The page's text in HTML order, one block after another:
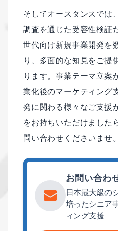
そしてオースタンスでは
調査を通じた受容性検証
世代向け新規事業開発を
り、多面的な知見をご提
ります。事業テーマ立案
業化後のマーケティング
発に関わる様々なご支援
をお持ちいただけました
問い合わせくださいませ。
お問い合わ
日本最大級の
培ったシニア
ィング支援